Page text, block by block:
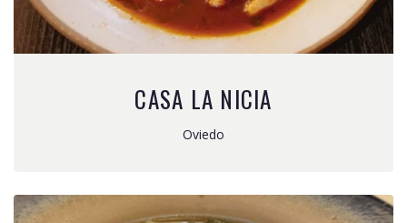
CASA LA NICIA
Oviedo